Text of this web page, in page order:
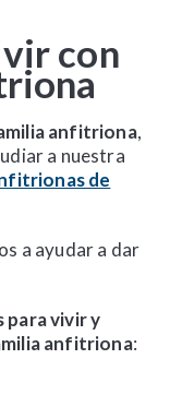
con
anfitriona,
a nuestra
de
a ayudar a dar
para vivir y
anfitriona: